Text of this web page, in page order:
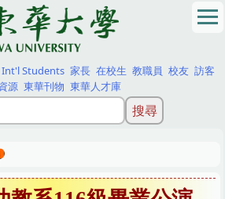
Int'l Students 家長 在校生 教職員 校友 訪客
源 東華刊物 東華人才庫